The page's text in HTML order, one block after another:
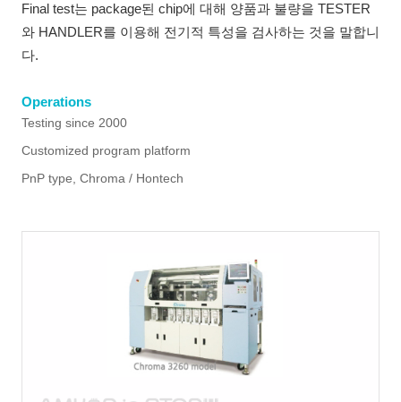
Final test는 package된 chip에 대해 양품과 불량을 TESTER
와 HANDLER를 이용해 전기적 특성을 검사하는 것을 말합니
다.
Operations
Testing since 2000
Customized program platform
PnP type, Chroma / Hontech